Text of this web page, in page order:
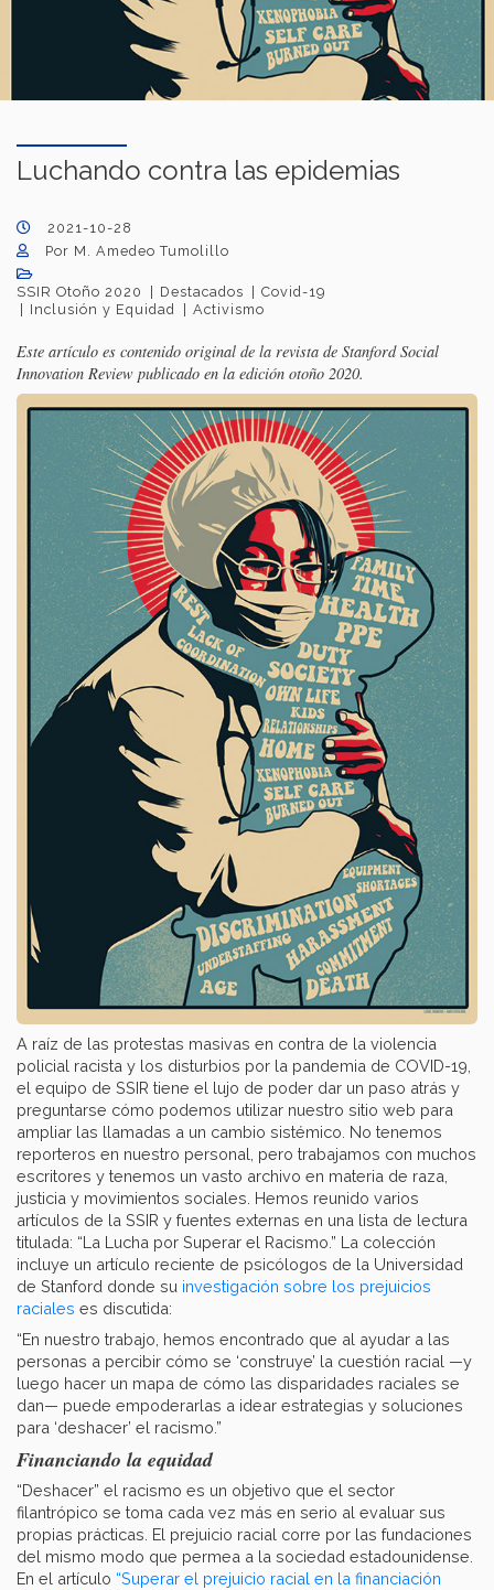
Luchando contra las epidemias
2021-10-28
Por M. Amedeo Tumolillo
SSIR Otoño 2020 Destacados
Covid-19
Inclusión y Equidad
Activismo
Este artículo es contenido original de la revista de Stanford Social
Innovation Review publicado en la edición otoño 2020.
A raíz de las protestas masivas en contra de la violencia
policial racista y los disturbios por la pandemia de COVID-19,
el equipo de SSIR tiene el lujo de poder dar un paso atrás y
preguntarse cómo podemos utilizar nuestro sitio web para
ampliar las llamadas a un cambio sistémico. No tenemos
reporteros en nuestro personal, pero trabajamos con muchos
escritores y tenemos un vasto archivo en materia de raza,
justicia y movimientos sociales. Hemos reunido varios
artículos de la SSIR y fuentes externas en una lista de lectura
titulada: “La Lucha por Superar el Racismo.” La colección
incluye un artículo reciente de psicólogos de la Universidad
de Stanford donde su investigación sobre los prejuicios
raciales es discutida:
“En nuestro trabajo, hemos encontrado que al ayudar a las
personas a percibir cómo se ‘construye’ la cuestión racial —y
luego hacer un mapa de cómo las disparidades raciales se
dan— puede empoderarlas a idear estrategias y soluciones
para ‘deshacer’ el racismo.”
Financiando la equidad
“Deshacer” el racismo es un objetivo que el sector
filantrópico se toma cada vez más en serio al evaluar sus
propias prácticas. El prejuicio racial corre por las fundaciones
del mismo modo que permea a la sociedad estadounidense.
En el artículo “Superar el prejuicio racial en la financiación